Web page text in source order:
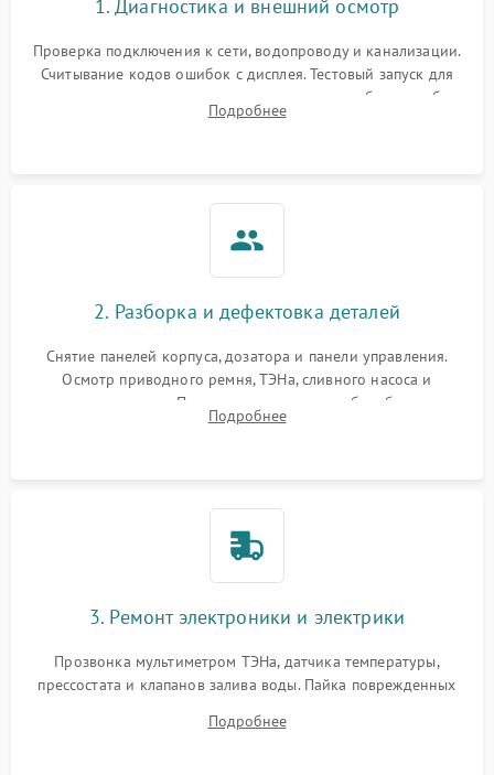
1. Диагностика и внешний осмотр
Проверка подключения к сети, водопроводу и канализации.
Считывание кодов ошибок с дисплея. Тестовый запуск для
выявления посторонних шумов, протечек или сбоев в работе
электронного модуля управления.
Подробнее
2. Разборка и дефектовка деталей
Снятие панелей корпуса, дозатора и панели управления.
Осмотр приводного ремня, ТЭНа, сливного насоса и
амортизаторов. Проверка подшипников барабана и
крестовины на износ, а манжеты люка на разрывы.
Подробнее
3. Ремонт электроники и электрики
Прозвонка мультиметром ТЭНа, датчика температуры,
прессостата и клапанов залива воды. Пайка поврежденных
Восстановление целостности проводки и контактов.
Подробнее